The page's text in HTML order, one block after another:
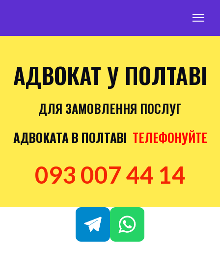
АДВОКАТ У ПОЛТАВІ
ДЛЯ ЗАМОВЛЕННЯ ПОСЛУГ
АДВОКАТА В ПОЛТАВІ ТЕЛЕФОНУЙТЕ
093 007 44 14